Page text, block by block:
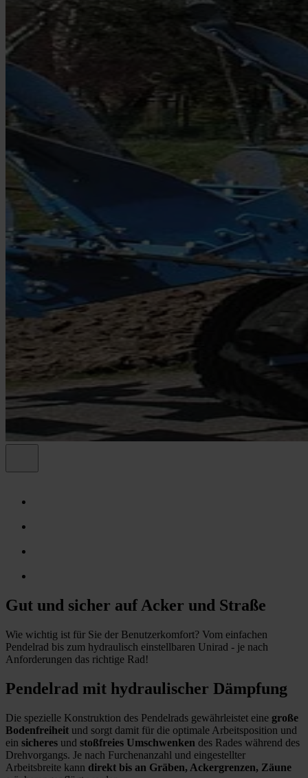
Gut und sicher auf Acker und Straße
Wie wichtig ist für Sie der Benutzerkomfort? Vom einfachen
Pendelrad bis zum hydraulisch einstellbaren Unirad - je nach
Anforderungen das richtige Rad!
Pendelrad mit hydraulischer Dämpfung
Die spezielle Konstruktion des Pendelrads gewährleistet eine große
Bodenfreiheit und sorgt damit für die optimale Arbeitsposition und
ein sicheres und stoßfreies Umschwenken des Rades während des
Drehvorgangs. Je nach Furchenanzahl und eingestellter
Arbeitsbreite kann direkt bis an Gräben, Ackergrenzen, Zäune